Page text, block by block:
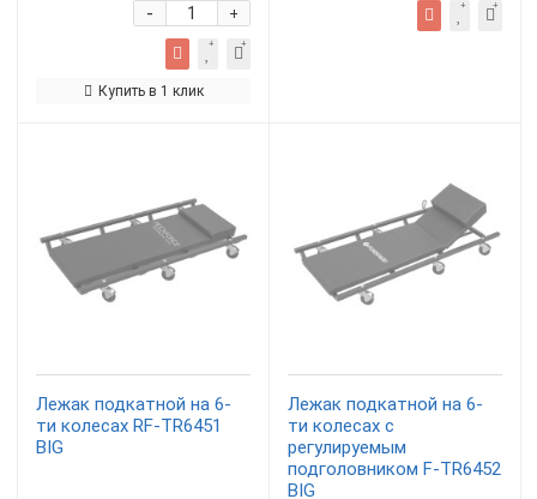
+
-
Купить в 1 клик
Лежак подкатной на 6-
ти колесах RF-TR6451
BIG
Лежак подкатной на 6-
ти колесах с
регулируемым
подголовником F-TR6452
BIG